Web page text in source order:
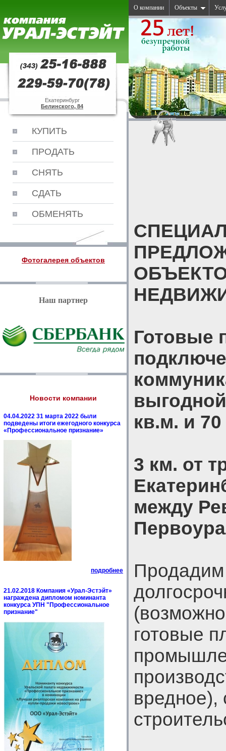
Екатеринбург
Белинского, 84
КУПИТЬ
ПРОДАТЬ
СНЯТЬ
СДАТЬ
ОБМЕНЯТЬ
Фотогалерея объектов
Наш партнер
Новости компании
04.04.2022 31 марта 2022 были
подведены итоги ежегодного конкурса
«Профессиональное признание»
подробнее
21.02.2018 Компания «Урал-Эстэйт»
награждена дипломом номинанта
конкурса УПН "Профессиональное
признание"
О компании Объекты
Готовые
кв.м. и 70
3 км. от
между
готовые
вредное),